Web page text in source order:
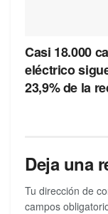
Casi 18.000
eléctrico
23,9% de la
Deja una
Tu dirección de
campos